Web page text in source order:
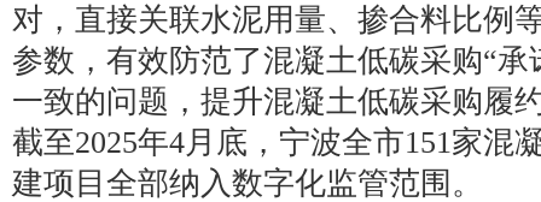
对，直接关联水泥用量、掺合料比例
参数，有效防范了混凝土低碳采购“承
一致的问题，提升混凝土低碳采购履
截至2025年4月底，宁波全市151家混
建项目全部纳入数字化监管范围。